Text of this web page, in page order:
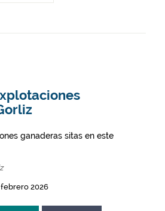
ganaderas sitas en este
2026